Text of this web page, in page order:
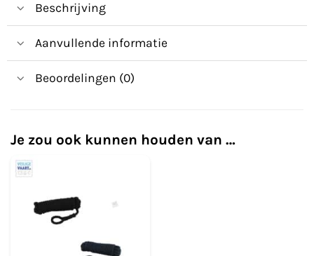
Beschrijving
Aanvullende informatie
Beoordelingen (0)
Je zou ook kunnen houden van …